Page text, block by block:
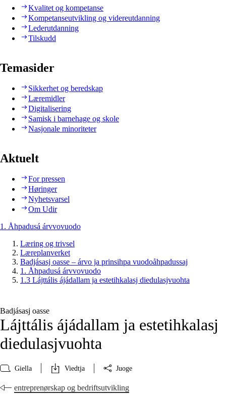
Kvalitet og kompetanse
Kompetanseutvikling og videreutdanning
Lederutdanning
Tilskudd
Temasider
Sikkerhet og beredskap
Læremidler
Digitalisering
Samisk i barnehage og skole
Nasjonale minoriteter
Aktuelt
For pressen
Høringer
Nyhetsvarsel
Om Udir
1. Åhpadusá árvvovuodo
Læring og trivsel
Læreplanverket
Badjásasj oasse – árvo ja prinsihpa vuodoåhpadussaj
1. Åhpadusá árvvovuodo
1.3 Lájttális ájádallam ja estetihkalasj diedulasjvuohta
Badjásasj oasse
Lájttális ájádallam ja estetihkalasj
diedulasjvuohta
Giella Viedtja Juoge
entreprenørskap og bedriftsutvikling